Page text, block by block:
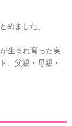
めました。
生まれ育った実
、父親・母親・